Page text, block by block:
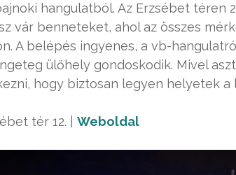
hangulatból. Az Erzsébet téren
vár benneteket, ahol az összes
A belépés ingyenes, a vb-
ülőhely gondoskodik. Mivel
hogy biztosan legyen helyetek a
tér 12. | Weboldal